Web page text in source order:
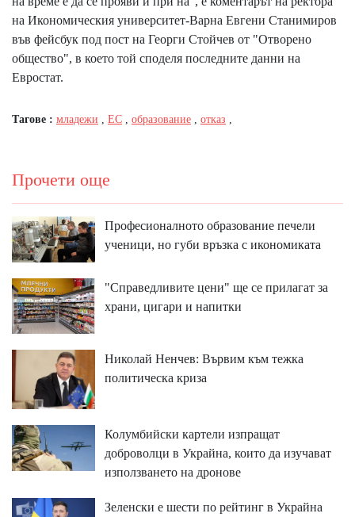
на Икономическия университет-Варна Евгени Станимиров
във фейсбук под пост на Георги Стойчев от "Отворено
общество", в което той споделя последните данни на
Евростат.
Тагове : младежи ЕС образование отказ
Прочети още
Професионалното образование печели
ученици, но губи връзка с икономиката
"Справедливите цени" ще се прилагат за
храни, цигари и напитки
Николай Ненчев: Вървим към тежка
политическа криза
Колумбийски картели изпращат
доброволци в Украйна, които да изучават
използването на дронове
Зеленски е шести по рейтинг в Украйна